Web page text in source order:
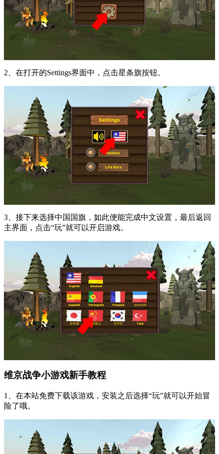
2、在打开的Settings界面中，点击星条旗按钮。
3、接下来选择中国国旗，如此便能完成中文设置，最后返回
主界面，点击“玩”就可以开启游戏。
维京战争小游戏新手教程
1、在本站免费下载该游戏，安装之后选择“玩”就可以开始冒
险了哦。